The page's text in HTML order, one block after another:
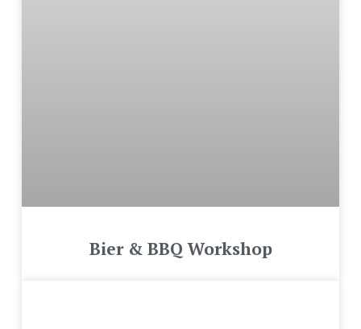
Bier & BBQ Workshop